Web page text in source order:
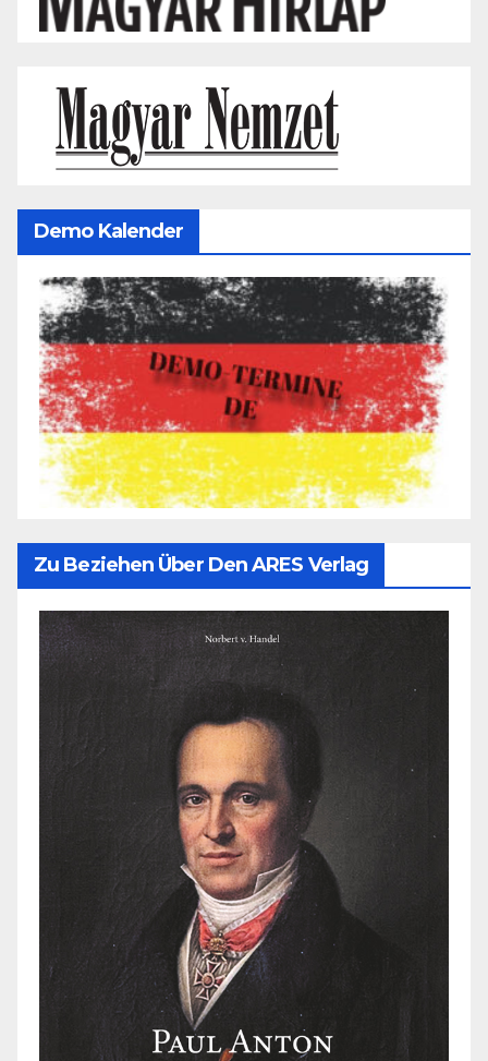
Demo Kalender
Zu Beziehen Über Den ARES Verlag